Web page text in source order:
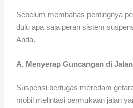
Sebelum membahas pentingnya
dulu apa saja peran sistem
Anda.
A. Menyerap Guncangan di Jalan
Suspensi bertugas meredam
mobil melintasi permukaan jalan